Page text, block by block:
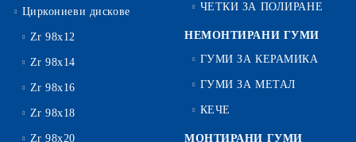
Циркониеви дискове
Zr 98x12
Zr 98x14
Zr 98x16
Zr 98x18
Zr 98x20
ЧЕТКИ ЗА ПОЛИРАНЕ
НЕМОНТИРАНИ ГУМИ
ГУМИ ЗА КЕРАМИКА
ГУМИ ЗА МЕТАЛ
КЕЧЕ
МОНТИРАНИ ГУМИ